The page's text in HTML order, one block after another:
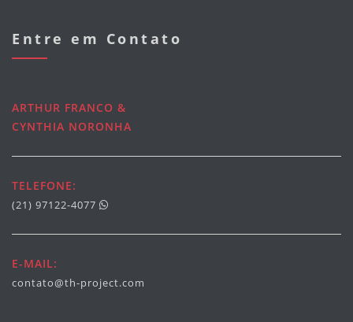
Entre em Contato
ARTHUR FRANCO &
CYNTHIA NORONHA
TELEFONE:
(21) 97122-4077
E-MAIL:
contato@th-project.com